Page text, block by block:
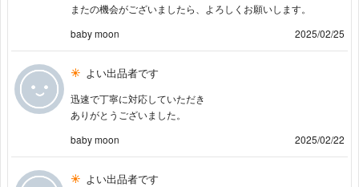
またの機会がございましたら、よろしくお願いします。
baby moon
2025/02/25
よい出品者です
迅速で丁寧に対応していただき
ありがとうございました。
baby moon
2025/02/22
よい出品者です